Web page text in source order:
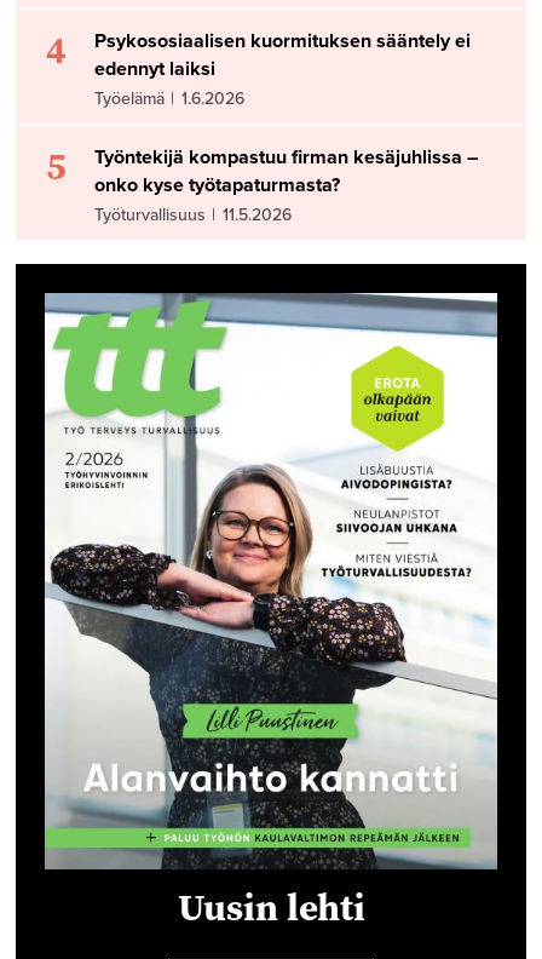
4
Psykososiaalisen kuormituksen sääntely ei
edennyt laiksi
Työelämä | 1.6.2026
5
Työntekijä kompastuu firman kesäjuhlissa –
onko kyse työtapaturmasta?
Työturvallisuus | 11.5.2026
Uusin lehti